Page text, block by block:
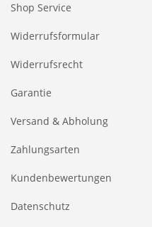
Shop Service
Widerrufsformular
Widerrufsrecht
Garantie
Versand & Abholung
Zahlungsarten
Kundenbewertungen
Datenschutz